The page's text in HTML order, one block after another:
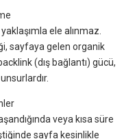
ele alınmaz.
sayfaya gelen organik
(dış bağlantı) gücü,
veya kısa süre
sayfa kesinlikle